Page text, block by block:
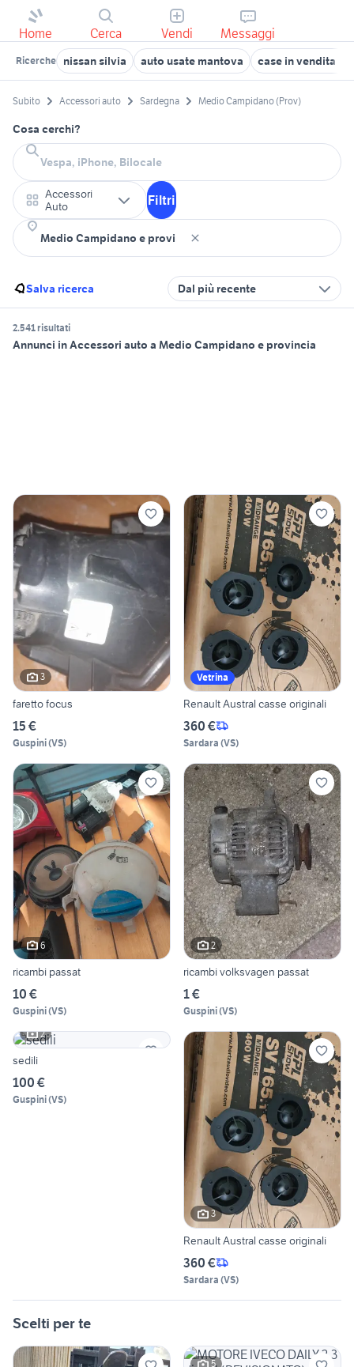
Home Cerca Vendi Messaggi
Ricerche nissan silvia auto usate mantova case in vendita
Subito Accessori auto Sardegna Medio Campidano (Prov)
Cosa cerchi?
Accessori
Auto
Filtri
Salva ricerca Dal più recente
2.541 risultati
Annunci in Accessori auto a Medio Campidano e provincia
3
faretto focus
15 €
Guspini(VS)
Vetrina
Renault Austral casse originali
360 €
Sardara (VS)
6
ricambi passat
10 €
Guspini(VS)
2
ricambi volksvagen passat
1 €
Guspini(VS)
2
sedili
100 €
Guspini(VS)
3
Renault Austral casse originali
360 €
Sardara (VS)
Scelti per te
5